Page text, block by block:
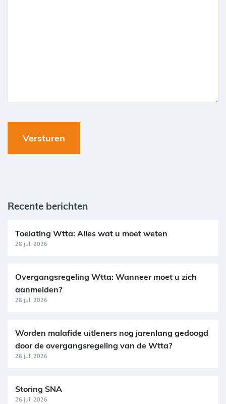
Recente berichten
Toelating Wtta: Alles wat u moet weten
28 juli 2026
Overgangsregeling Wtta: Wanneer moet u zich
aanmelden?
28 juli 2026
Worden malafide uitleners nog jarenlang gedoogd
door de overgangsregeling van de Wtta?
28 juli 2026
Storing SNA
26 juli 2026